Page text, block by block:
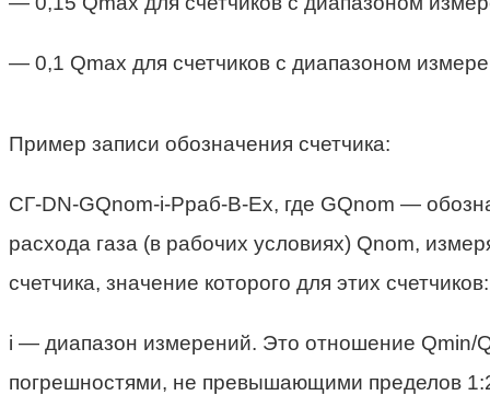
— 0,1 Qmax для счетчиков с диапазоном
Пример записи обозначения счетчика:
CГ-DN-GQnom-i-Рраб-В-Ех, где GQnom —
расхода газа (в рабочих условиях) Qnom,
счетчика, значение которого для этих
i — диапазон измерений. Это отношение Qmin/
погрешностями, не превышающими пределов